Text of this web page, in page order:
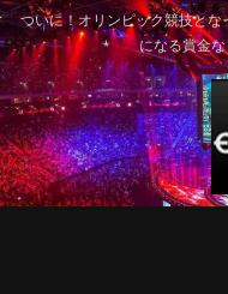
ついに！オリンピック競技と
になる賞金